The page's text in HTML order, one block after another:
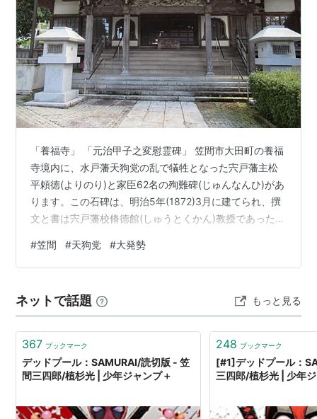
「養福寺」 「元治甲子之変慰霊碑」 笠間市大田町の養福
寺境内に、水戸藩天狗党の乱で犠牲となった宍戸藩主松
平頼徳(よりのり)と家臣62名の殉難碑(じゅんなんひ)があ
ります。この石碑は、明治5年(1872)3月に建てられ、撰
文と書は宍戸藩校脩徳館(しゅうとくかん)教授であった川
利氏解説より ---------------------------------------------
--------------------------------------------------- 「月崇
旗…
#笠間 #天狗党 #大発勢
ネットで話題 もっと見る
367 ブックマーク
デッドプール：SAMURAI/読切版 - 笠
間三四郎/植杉光 | 少年ジャンプ＋
248 ブックマーク
[#1]デッドプール：
三四郎/植杉光 | 少年